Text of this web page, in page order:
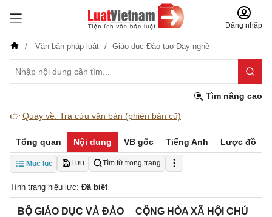
Đăng nhập
Văn bản pháp luật Giáo dục-Đào tạo-Dạy nghề
Tìm nâng cao
👉 Quay về: Tra cứu văn bản (phiên bản cũ)
Tổng quan Nội dung VB gốc Tiếng Anh Lược đồ
Mục lục Lưu Tìm từ trong trang
Tình trạng hiệu lực: Đã biết
BỘ GIÁO DỤC VÀ ĐÀO
CỘNG HÒA XÃ HỘI CHỦ